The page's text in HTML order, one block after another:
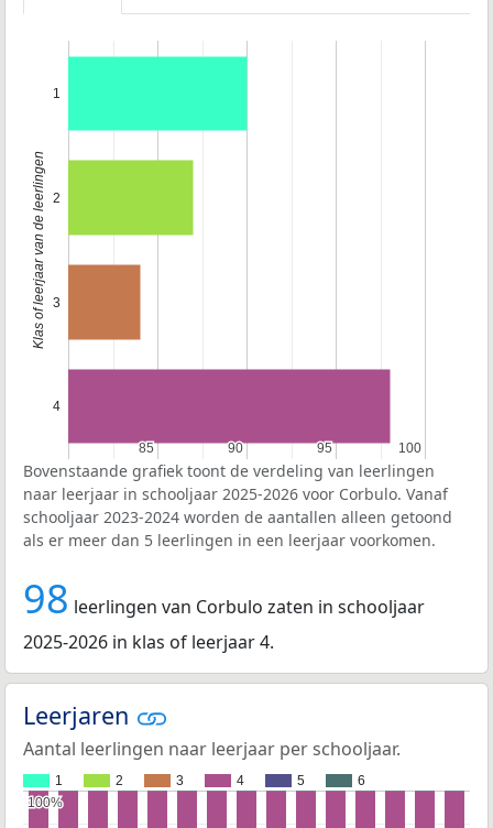
85
85 90
90 95
95 100
100
1
2
3
4
Klas of leerjaar van de leerlingen
Bovenstaande grafiek toont de verdeling van leerlingen
naar leerjaar in schooljaar 2025-2026 voor Corbulo. Vanaf
schooljaar 2023-2024 worden de aantallen alleen getoond
als er meer dan 5 leerlingen in een leerjaar voorkomen.
98 leerlingen van Corbulo zaten in schooljaar
2025-2026 in klas of leerjaar 4.
Leerjaren
Aantal leerlingen naar leerjaar per schooljaar.
1 2 3 4 5 6
100%
100%